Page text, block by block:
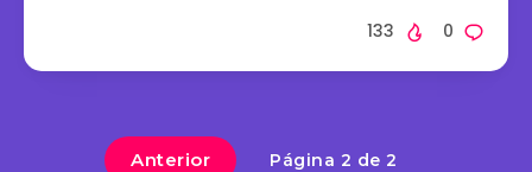
0
133
Anterior Página 2 de 2